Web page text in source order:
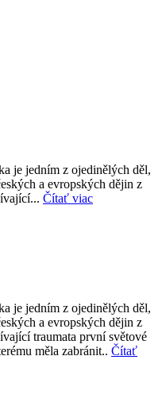
je jedním z ojedinělých děl,
a evropských dějin z
Čítať viac
je jedním z ojedinělých děl,
a evropských dějin z
traumata první světové
měla zabránit.. Čítať